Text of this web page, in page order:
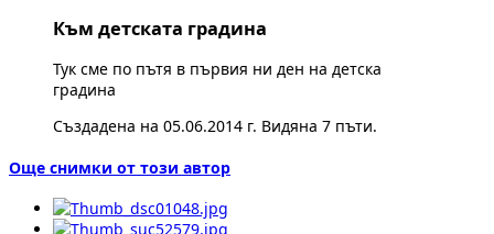
Към детската градина
Тук сме по пътя в първия ни ден на детска
градина
Създадена на 05.06.2014 г. Видяна 7 пъти.
Още снимки от този автор